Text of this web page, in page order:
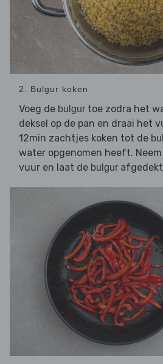
2. Bulgur koken
Voeg de bulgur toe zodra het
deksel op de pan en draai het
12min zachtjes koken tot de
water opgenomen heeft.
vuur en laat de bulgur